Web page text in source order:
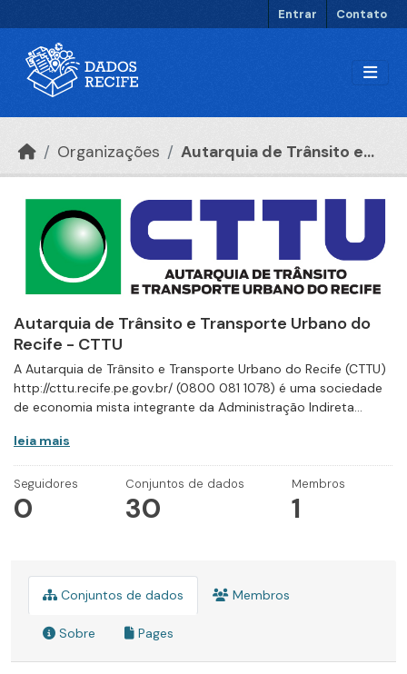
Entrar Contato
Organizações Autarquia de Trânsito e...
Autarquia de Trânsito e Transporte Urbano do
Recife - CTTU
A Autarquia de Trânsito e Transporte Urbano do Recife (CTTU)
http://cttu.recife.pe.gov.br/ (0800 081 1078) é uma sociedade
de economia mista integrante da Administração Indireta...
leia mais
Seguidores
0
Conjuntos de dados
30
Membros
1
Conjuntos de dados Membros
Sobre Pages